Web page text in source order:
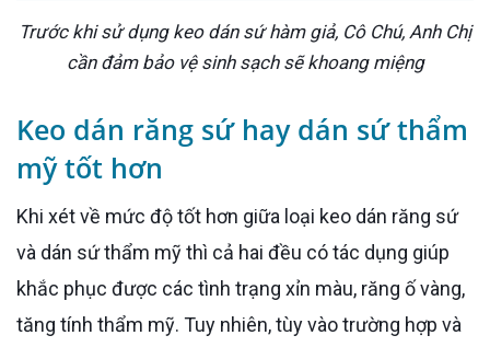
Trước khi sử dụng keo dán sứ hàm giả, Cô Chú, Anh Chị
cần đảm bảo vệ sinh sạch sẽ khoang miệng
Keo dán răng sứ hay dán sứ thẩm
mỹ tốt hơn
Khi xét về mức độ tốt hơn giữa loại keo dán răng sứ
và dán sứ thẩm mỹ thì cả hai đều có tác dụng giúp
khắc phục được các tình trạng xỉn màu, răng ố vàng,
tăng tính thẩm mỹ. Tuy nhiên, tùy vào trường hợp và